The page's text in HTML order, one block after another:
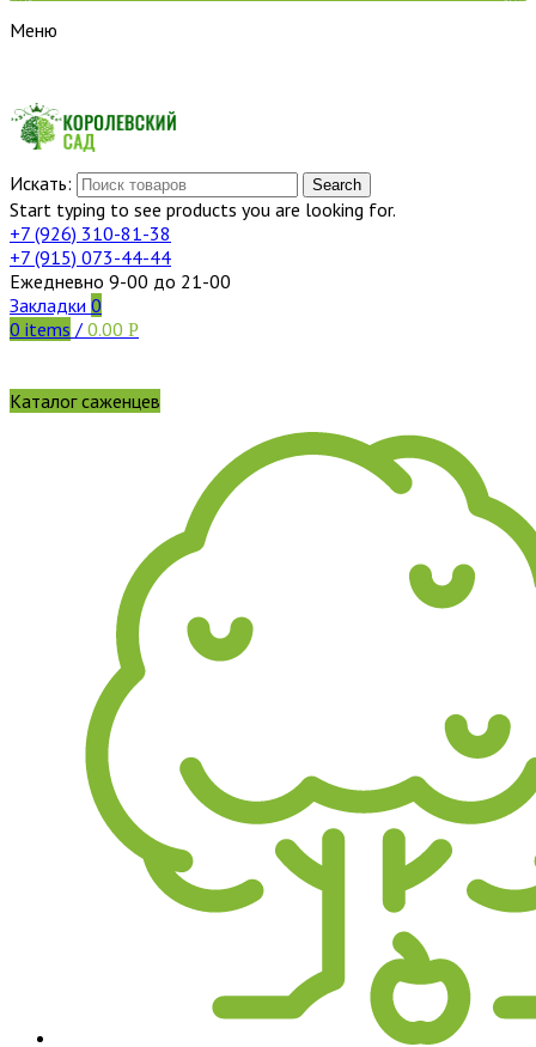
Меню
Искать: Search
Start typing to see products you are looking for.
+7 (926) 310-81-38
+7 (915) 073-44-44
Ежедневно 9-00 до 21-00
Закладки 0
0 items / 0.00 Р
Каталог саженцев